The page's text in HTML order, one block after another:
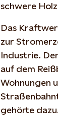
schwere
Das
zur
Industrie.
auf dem
Wohnungen
gehörte